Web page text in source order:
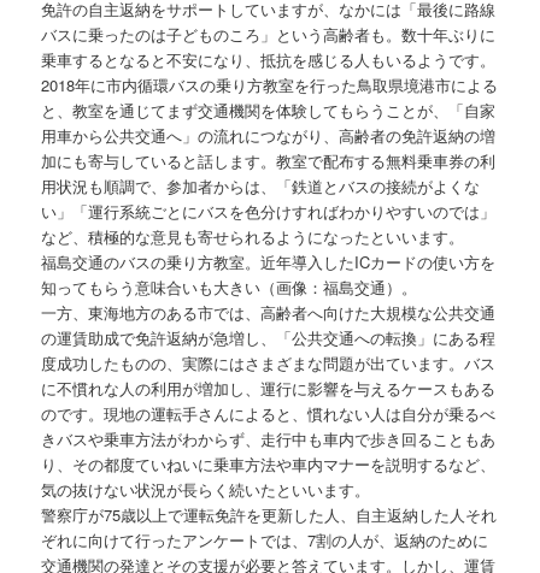
免許の自主返納をサポートしていますが、なかには「最後に路線
バスに乗ったのは子どものころ」という高齢者も。数十年ぶりに
乗車するとなると不安になり、抵抗を感じる人もいるようです。
2018年に市内循環バスの乗り方教室を行った鳥取県境港市による
と、教室を通じてまず交通機関を体験してもらうことが、「自家
用車から公共交通へ」の流れにつながり、高齢者の免許返納の増
加にも寄与していると話します。教室で配布する無料乗車券の利
用状況も順調で、参加者からは、「鉄道とバスの接続がよくな
い」「運行系統ごとにバスを色分けすればわかりやすいのでは」
など、積極的な意見も寄せられるようになったといいます。
福島交通のバスの乗り方教室。近年導入したICカードの使い方を
知ってもらう意味合いも大きい（画像：福島交通）。
一方、東海地方のある市では、高齢者へ向けた大規模な公共交通
の運賃助成で免許返納が急増し、「公共交通への転換」にある程
度成功したものの、実際にはさまざまな問題が出ています。バス
に不慣れな人の利用が増加し、運行に影響を与えるケースもある
のです。現地の運転手さんによると、慣れない人は自分が乗るべ
きバスや乗車方法がわからず、走行中も車内で歩き回ることもあ
り、その都度ていねいに乗車方法や車内マナーを説明するなど、
気の抜けない状況が長らく続いたといいます。
警察庁が75歳以上で運転免許を更新した人、自主返納した人それ
ぞれに向けて行ったアンケートでは、7割の人が、返納のために
交通機関の発達とその支援が必要と答えています。しかし、運賃